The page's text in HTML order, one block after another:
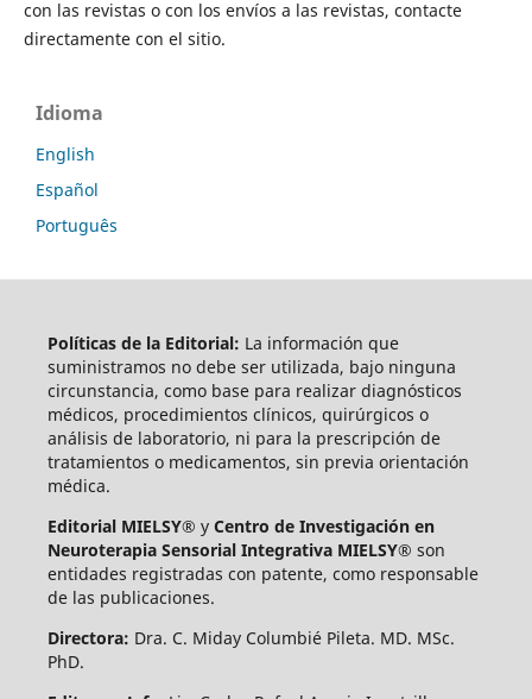
con las revistas o con los envíos a las revistas, contacte
directamente con el sitio.
Idioma
English
Español
Português
Políticas de la Editorial: La información que
suministramos no debe ser utilizada, bajo ninguna
circunstancia, como base para realizar diagnósticos
médicos, procedimientos clínicos, quirúrgicos o
análisis de laboratorio, ni para la prescripción de
tratamientos o medicamentos, sin previa orientación
médica.
Editorial MIELSY® y Centro de Investigación en
Neuroterapia Sensorial Integrativa MIELSY® son
entidades registradas con patente, como responsable
de las publicaciones.
Directora: Dra. C. Miday Columbié Pileta. MD. MSc.
PhD.